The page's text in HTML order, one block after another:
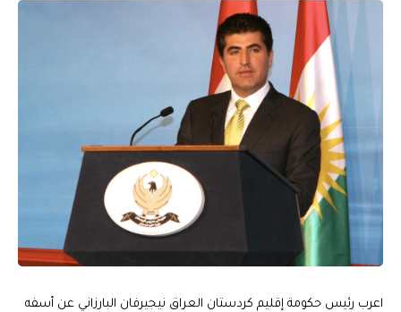
اعرب رئيس حكومة إقليم كردستان العراق نيجيرفان البارزاني عن أسفه